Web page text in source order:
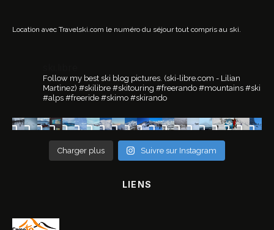
Location avec Travelski.com le numéro du séjour tout compris au ski.
Follow my best ski blog pictures. (ski-libre.com - Lilian
Martinez) #skilibre #skitouring #freerando #mountains #ski
#alps #freeride #skimo #skirando
Charger plus Suivre sur Instagram
LIENS